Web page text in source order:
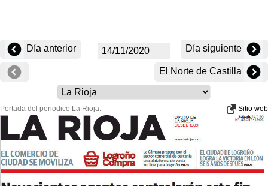
Día anterior Día siguiente
El Norte de Castilla
Portada del periodico La Rioja: Sitio web